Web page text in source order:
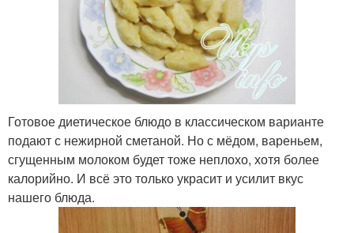
Готовое диетическое блюдо в классическом варианте
подают с нежирной сметаной. Но с мёдом, вареньем,
сгущенным молоком будет тоже неплохо, хотя более
калорийно. И всё это только украсит и усилит вкус
нашего блюда.